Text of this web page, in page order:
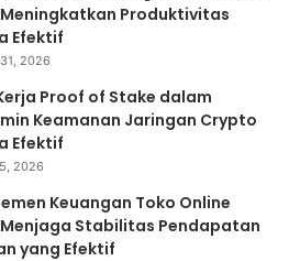
Produktivitas
Efektif
2026
Proof of Stake dalam
Keamanan Jaringan Crypto
Efektif
2026
Keuangan Toko Online
Stabilitas Pendapatan
yang Efektif